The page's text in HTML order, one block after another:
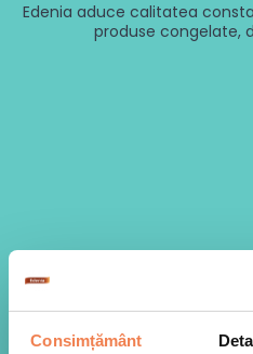
Consimțământ
Edenia aduce calitatea
produse congelate,